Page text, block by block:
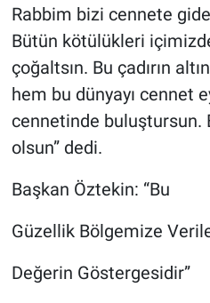
Rabbim bizi cennete
Bütün kötülükleri
çoğaltsın. Bu çadırın
hem bu dünyayı cennet
cennetinde buluştursun.
olsun” dedi.
Başkan Öztekin: “Bu
Güzellik Bölgemize
Değerin Göstergesidir”